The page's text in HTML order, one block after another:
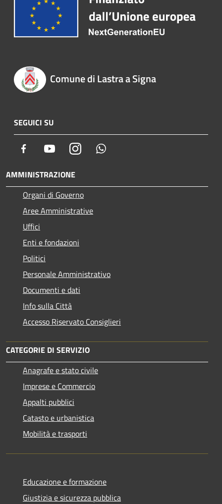
Comune di Lastra a Signa
SEGUICI SU
Facebook YoutubeInstagram
AMMINISTRAZIONE
Organi di Governo
Aree Amministrative
Uffici
Enti e fondazioni
Politici
Personale Amministrativo
Documenti e dati
Info sulla Città
Accesso Riservato Consiglieri
CATEGORIE DI SERVIZIO
Anagrafe e stato civile
Imprese e Commercio
Appalti pubblici
Catasto e urbanistica
Mobilità e trasporti
Educazione e formazione
Giustizia e sicurezza pubblica